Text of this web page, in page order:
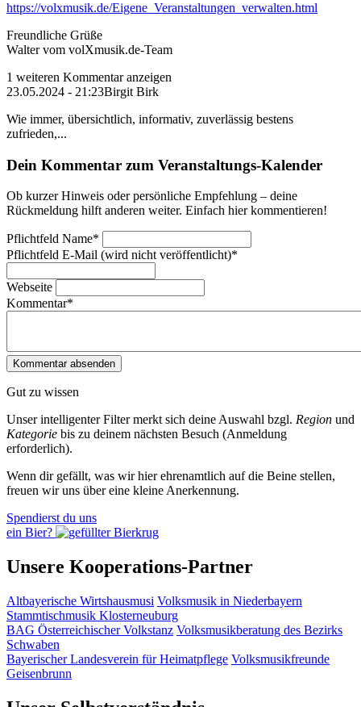
https://volxmusik.de/Eigene_Veranstaltungen_verwalten.html
Freundliche Grüße
Walter vom volXmusik.de-Team
1 weiteren Kommentar anzeigen
23.05.2024 - 21:23Birgit Birk
Wie immer, übersichtlich, informativ, zuverlässig bestens
zufrieden,...
Dein Kommentar zum Veranstaltungs-Kalender
Ob kurzer Hinweis oder persönliche Empfehlung – deine
Rückmeldung hilft anderen weiter. Einfach hier kommentieren!
Pflichtfeld Name*
Pflichtfeld E-Mail (wird nicht veröffentlicht)*
Webseite
Kommentar*
Gut zu wissen
Unser intelligenter Filter merkt sich deine Auswahl bzgl. Region und
Kategorie bis zu deinem nächsten Besuch (Anmeldung
erforderlich).
Wenn dir gefällt, was wir hier ehrenamtlich auf die Beine stellen,
freuen wir uns über eine kleine Anerkennung.
Spendierst du uns
ein Bier?
Unsere Kooperations-Partner
Altbayerische Wirtshausmusi Volksmusik in Niederbayern
Stammtischmusik Klosterneuburg
BAG Österreichischer Volkstanz Volksmusikberatung des Bezirks
Schwaben
Bayerischer Landesverein für Heimatpflege Volksmusikfreunde
Geisenbrunn